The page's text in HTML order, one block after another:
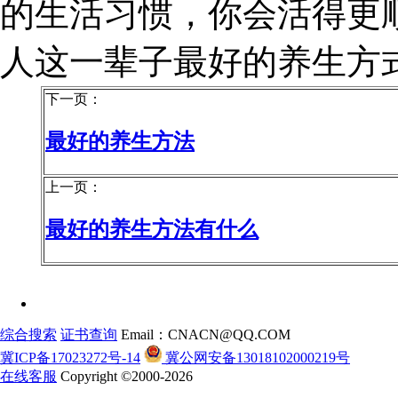
的生活习惯，你会活得更
人这一辈子最好的养生方
下一页：
最好的养生方法
上一页：
最好的养生方法有什么
综合搜索 证书查询 Email：CNACN@QQ.COM
冀ICP备17023272号-14
冀公网安备13018102000219号
在线客服 Copyright ©2000-2026